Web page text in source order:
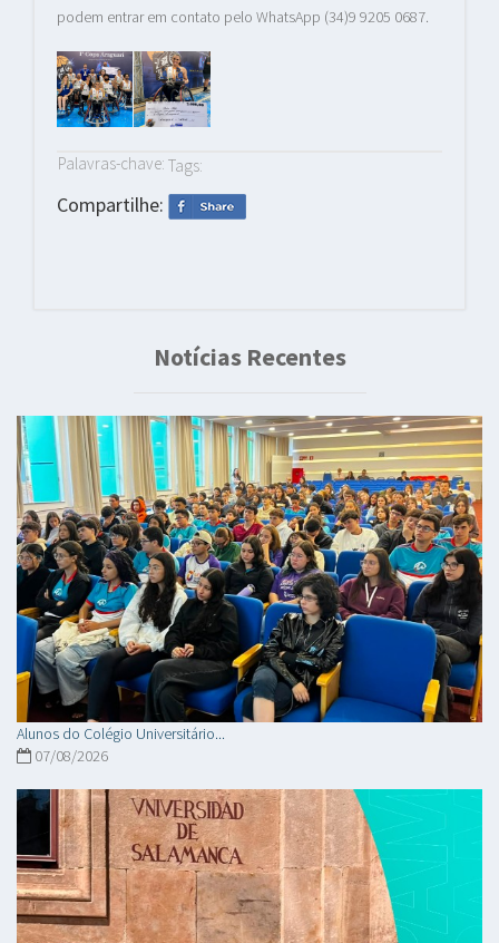
podem entrar em contato pelo WhatsApp (34)9 9205 0687.
Palavras-chave: Tags:
Compartilhe:
Notícias Recentes
Alunos do Colégio Universitário...
07/08/2026